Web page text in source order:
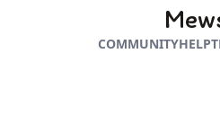
COMMUNITYHELP